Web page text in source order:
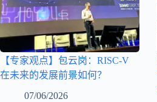
【专家观点】包云岗：RISC-V
在未来的发展前景如何？
07/06/2026